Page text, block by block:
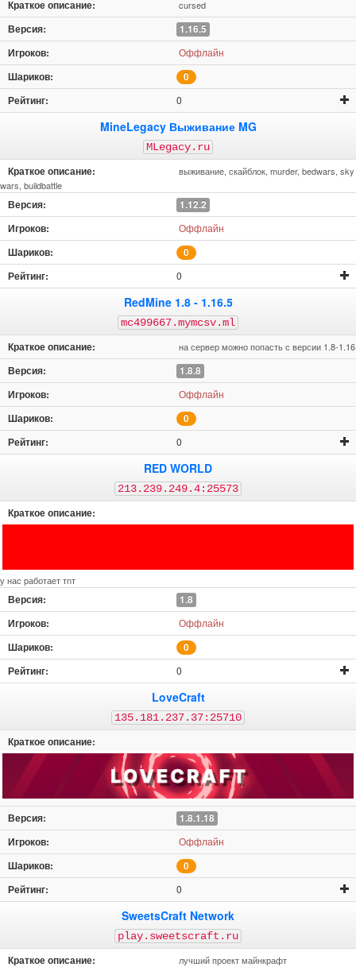
cursed
1.16.5
Оффлайн
0
0
MineLegacy Выживание MG
MLegacy.ru
выживание, скайблок, murder, bedwars, sky
wars, buildbattle
1.12.2
Оффлайн
0
0
RedMine 1.8 - 1.16.5
mc499667.mymcsv.ml
на сервер можно попасть с версии 1.8-1.16
1.8.8
Оффлайн
0
0
RED WORLD
213.239.249.4:25573
у нас работает тnт
1.8
Оффлайн
0
0
LoveCraft
135.181.237.37:25710
1.8.1.18
Оффлайн
0
0
SweetsCraft Network
play.sweetscraft.ru
лучший проект майнкрафт